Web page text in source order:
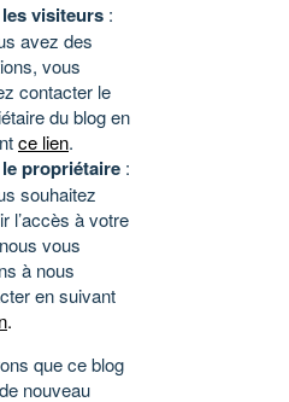
visiteurs :
avez des
vous
contacter le
du blog en
ce lien.
propriétaire :
souhaitez
l’accès à votre
vous
à nous
en suivant
.
que ce blog
nouveau